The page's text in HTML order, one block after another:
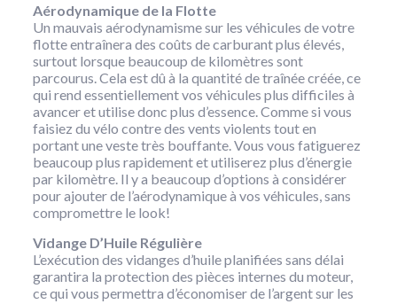
Aérodynamique de la Flotte
Un mauvais aérodynamisme sur les véhicules de votre
flotte entraînera des coûts de carburant plus élevés,
surtout lorsque beaucoup de kilomètres sont
parcourus. Cela est dû à la quantité de traînée créée, ce
qui rend essentiellement vos véhicules plus difficiles à
avancer et utilise donc plus d’essence. Comme si vous
faisiez du vélo contre des vents violents tout en
portant une veste très bouffante. Vous vous fatiguerez
beaucoup plus rapidement et utiliserez plus d’énergie
par kilomètre. Il y a beaucoup d’options à considérer
pour ajouter de l’aérodynamique à vos véhicules, sans
compromettre le look!
Vidange D’Huile Régulière
L’exécution des vidanges d’huile planifiées sans délai
garantira la protection des pièces internes du moteur,
ce qui vous permettra d’économiser de l’argent sur les